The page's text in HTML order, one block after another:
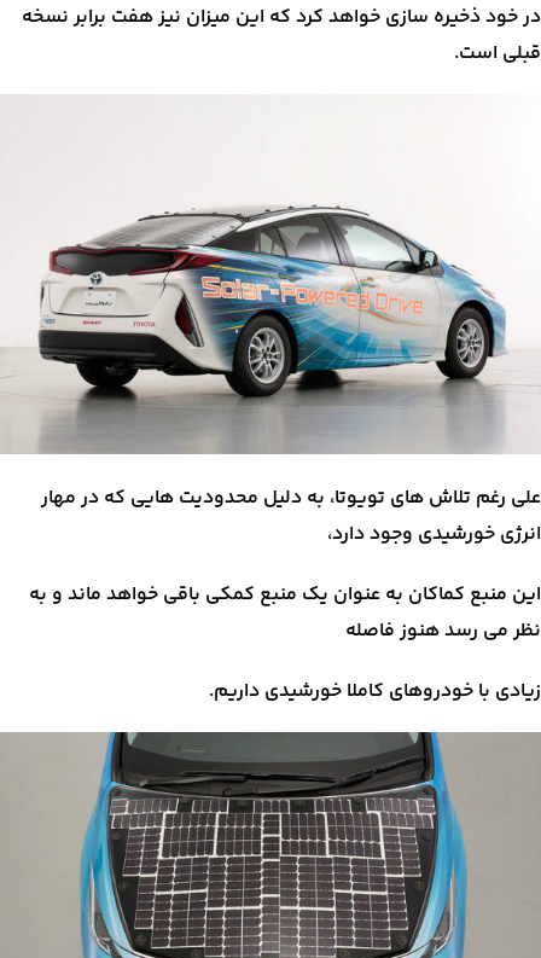
در خود ذخیره سازی خواهد کرد که این میزان نیز هفت برابر نسخه
قبلی است.
علی رغم تلاش های تویوتا، به دلیل محدودیت هایی که در مهار
انرژی خورشیدی وجود دارد،
این منبع کماکان به عنوان یک منبع کمکی باقی خواهد ماند و به
نظر می رسد هنوز فاصله
زیادی با خودروهای کاملا خورشیدی داریم.